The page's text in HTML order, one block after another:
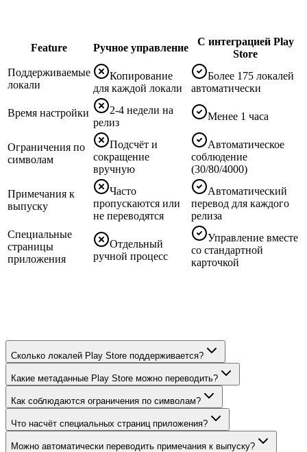
Feature Ручное управление
С интеграцией Play
Store
Поддерживаемые
локали
Копирование
для каждой локали
Более 175 локалей
автоматически
Время настройки
2-4 недели на
релиз
Менее 1 часа
Ограничения по
символам
Подсчёт и
сокращение
вручную
Автоматическое
соблюдение
(30/80/4000)
Примечания к
выпуску
Часто
пропускаются или
не переводятся
Автоматический
перевод для каждого
релиза
Специальные
страницы
приложения
Отдельный
ручной процесс
Управление вместе
со стандартной
карточкой
Сколько локалей Play Store поддерживается?
Какие метаданные Play Store можно переводить?
Как соблюдаются ограничения по символам?
Что насчёт специальных страниц приложения?
Можно автоматически переводить примечания к выпуску?